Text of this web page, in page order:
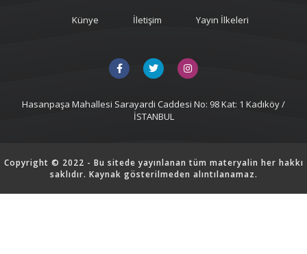
Künye İletişim Yayın İlkeleri
Hasanpaşa Mahallesi Sarayardi Caddesi No: 98 Kat: 1 Kadıköy /
İSTANBUL
Copyright © 2022 - Bu sitede yayınlanan tüm materyalin her hakkı
saklıdır. Kaynak gösterilmeden alıntılanamaz.